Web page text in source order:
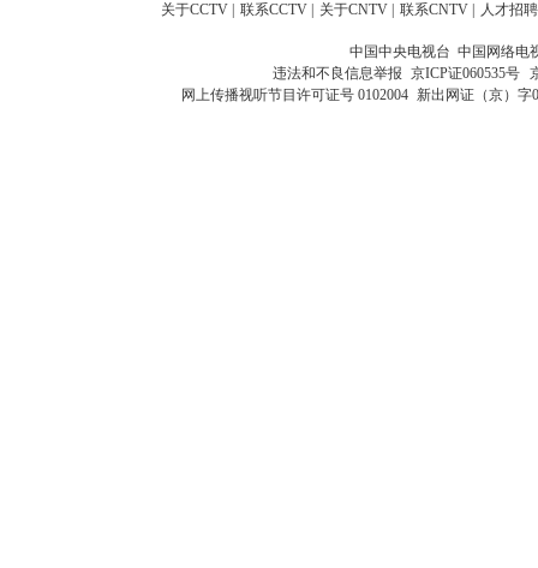
关于CCTV 联系CCTV 关于CNTV 联系CNTV 人才招聘
中国中央电视台 中国网络电
违法和不良信息举报 京ICP证060535号
网上传播视听节目许可证号 0102004 新出网证（京）